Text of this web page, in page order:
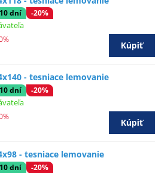
dní -20%
Kúpiť
- tesniace lemovanie
dní -20%
Kúpiť
- tesniace lemovanie
dní -20%